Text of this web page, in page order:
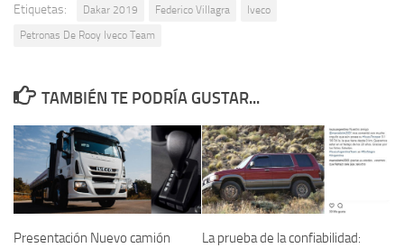
Etiquetas: Dakar 2019 Federico Villagra
Iveco
Petronas De Rooy Iveco Team
TAMBIÉN TE PODRÍA GUSTAR...
Presentación Nuevo camión
La prueba de la confiabilidad: